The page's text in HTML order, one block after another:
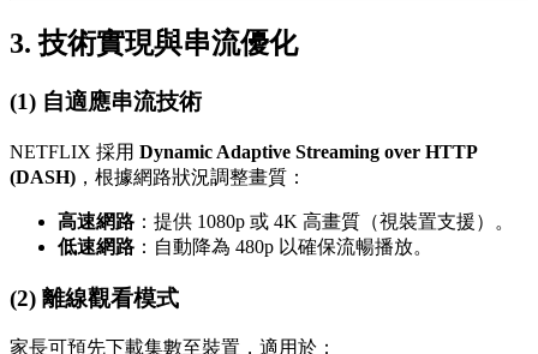
3. 技術實現與串流優化
(1) 自適應串流技術
NETFLIX 採用 Dynamic Adaptive Streaming over HTTP
(DASH) ，根據網路狀況調整畫質：
高速網路 ：提供 1080p 或 4K 高畫質（視裝置支援）。
低速網路 ：自動降為 480p 以確保流暢播放。
(2) 離線觀看模式
家長可預先下載集數至裝置，適用於：